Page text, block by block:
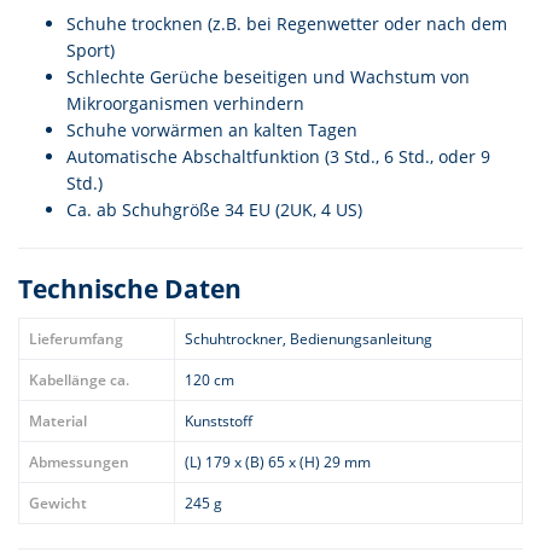
Schuhe trocknen (z.B. bei Regenwetter oder nach dem
Sport)
Schlechte Gerüche beseitigen und Wachstum von
Mikroorganismen verhindern
Schuhe vorwärmen an kalten Tagen
Automatische Abschaltfunktion (3 Std., 6 Std., oder 9
Std.)
Ca. ab Schuhgröße 34 EU (2UK, 4 US)
Technische Daten
Lieferumfang
Schuhtrockner, Bedienungsanleitung
Kabellänge ca.
120 cm
Material
Kunststoff
Abmessungen
(L) 179 x (B) 65 x (H) 29 mm
Gewicht
245 g